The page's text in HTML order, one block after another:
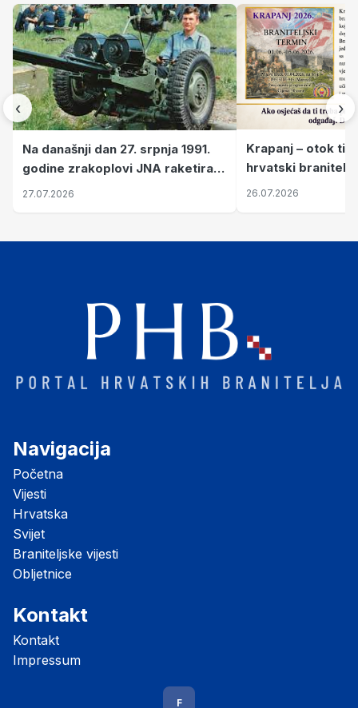
‹
Na današnji dan 27. srpnja 1991.
godine zrakoplovi JNA raketirali
su vojarnu i obučni centar "Nikola
27.07.2026
Krapanj – otok
hrvatski branitelji
pronalaze mir
26.07.2026
›
Navigacija
Početna
Vijesti
Hrvatska
Svijet
Braniteljske vijesti
Obljetnice
Kontakt
Kontakt
Impressum
F